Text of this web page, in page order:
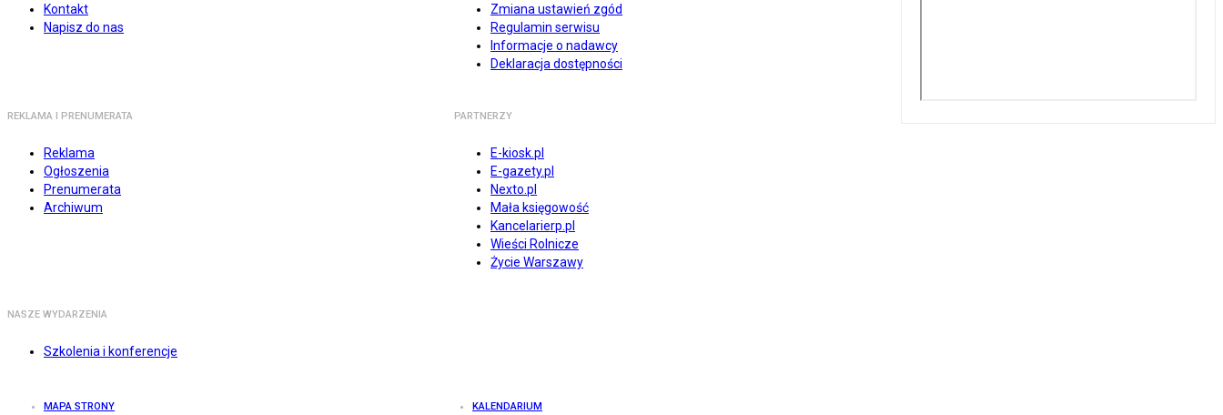
Kontakt
Napisz do nas
Zmiana ustawień zgód
Regulamin serwisu
Informacje o nadawcy
Deklaracja dostępności
REKLAMA I PRENUMERATA
Reklama
Ogłoszenia
Prenumerata
Archiwum
PARTNERZY
E-kiosk.pl
E-gazety.pl
Nexto.pl
Mała księgowość
Kancelarierp.pl
Wieści Rolnicze
Życie Warszawy
NASZE WYDARZENIA
Szkolenia i konferencje
MAPA STRONY KALENDARIUM